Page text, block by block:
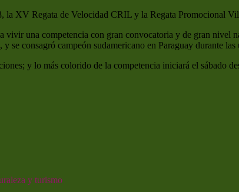
la XV Regata de Velocidad CRIL y la Regata Promocional
una competencia con gran convocatoria y de gran nivel
consagró campeón sudamericano en Paraguay durante las
y lo más colorido de la competencia iniciará el sábado
y turismo